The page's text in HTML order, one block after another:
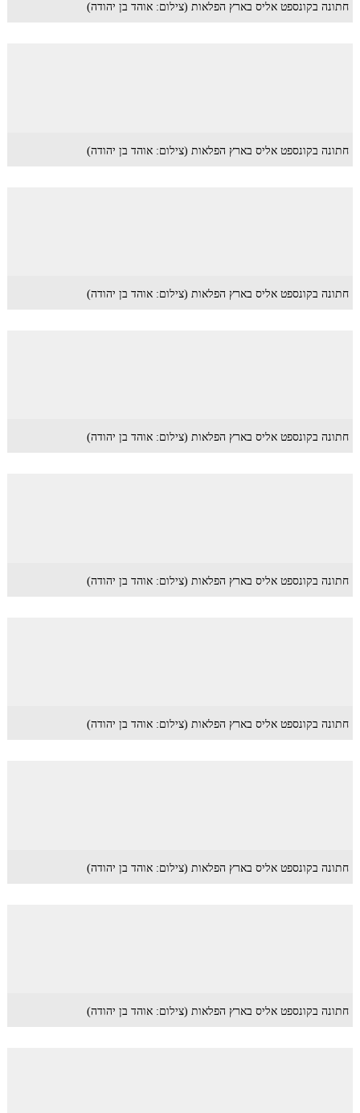
חתונה בקונספט אליס בארץ הפלאות (צילום: אוהד בן יהודה)
חתונה בקונספט אליס בארץ הפלאות (צילום: אוהד בן יהודה)
חתונה בקונספט אליס בארץ הפלאות (צילום: אוהד בן יהודה)
חתונה בקונספט אליס בארץ הפלאות (צילום: אוהד בן יהודה)
חתונה בקונספט אליס בארץ הפלאות (צילום: אוהד בן יהודה)
חתונה בקונספט אליס בארץ הפלאות (צילום: אוהד בן יהודה)
חתונה בקונספט אליס בארץ הפלאות (צילום: אוהד בן יהודה)
חתונה בקונספט אליס בארץ הפלאות (צילום: אוהד בן יהודה)